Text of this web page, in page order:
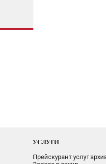
УСЛУГИ
Прейскурант услуг